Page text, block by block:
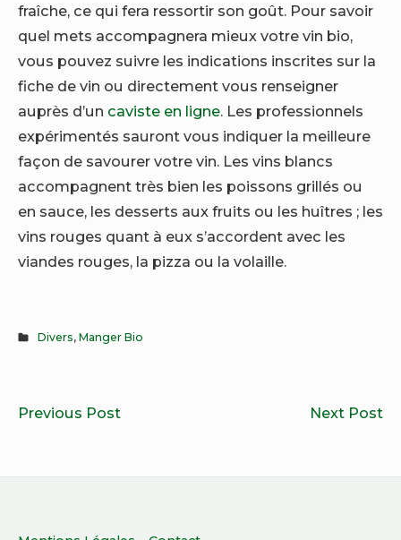
fraîche, ce qui fera ressortir son goût. Pour savoir
quel mets accompagnera mieux votre vin bio,
vous pouvez suivre les indications inscrites sur la
fiche de vin ou directement vous renseigner
auprès d’un caviste en ligne. Les professionnels
expérimentés sauront vous indiquer la meilleure
façon de savourer votre vin. Les vins blancs
accompagnent très bien les poissons grillés ou
en sauce, les desserts aux fruits ou les huîtres ; les
vins rouges quant à eux s’accordent avec les
viandes rouges, la pizza ou la volaille.
Divers,Manger Bio
Navigation
Previous PostComment
Next Post3